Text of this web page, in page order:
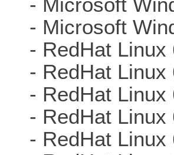
- Microsoft
- RedHat Linux
- RedHat Linux
- RedHat Linux
- RedHat Linux
- RedHat Linux